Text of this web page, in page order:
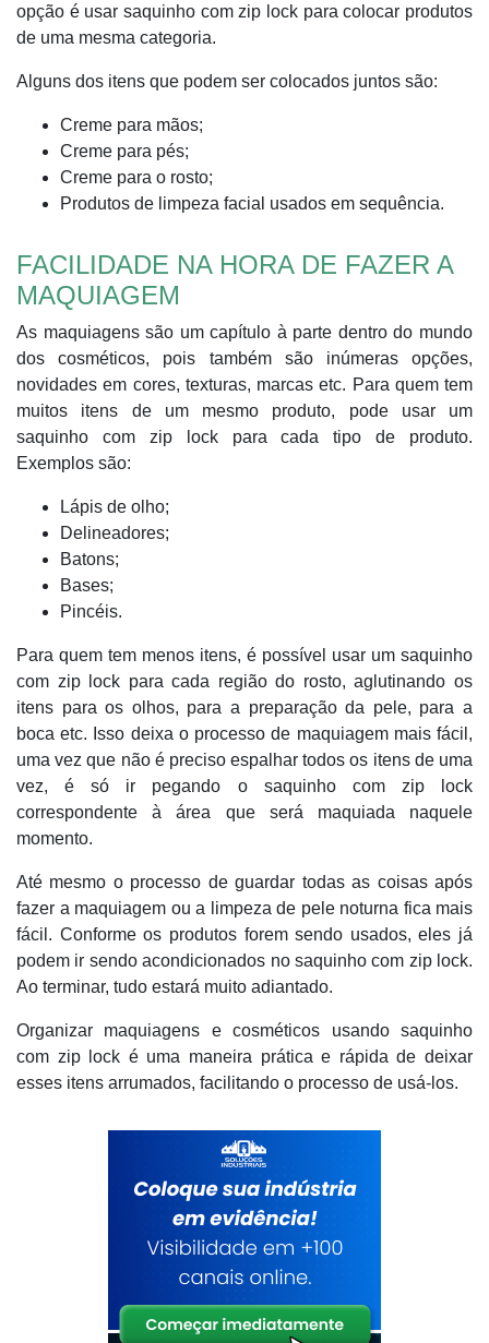
opção é usar saquinho com zip lock para colocar produtos
de uma mesma categoria.
Alguns dos itens que podem ser colocados juntos são:
Creme para mãos;
Creme para pés;
Creme para o rosto;
Produtos de limpeza facial usados em sequência.
FACILIDADE NA HORA DE FAZER A
MAQUIAGEM
As maquiagens são um capítulo à parte dentro do mundo
dos cosméticos, pois também são inúmeras opções,
novidades em cores, texturas, marcas etc. Para quem tem
muitos itens de um mesmo produto, pode usar um
saquinho com zip lock para cada tipo de produto.
Exemplos são:
Lápis de olho;
Delineadores;
Batons;
Bases;
Pincéis.
Para quem tem menos itens, é possível usar um saquinho
com zip lock para cada região do rosto, aglutinando os
itens para os olhos, para a preparação da pele, para a
boca etc. Isso deixa o processo de maquiagem mais fácil,
uma vez que não é preciso espalhar todos os itens de uma
vez, é só ir pegando o saquinho com zip lock
correspondente à área que será maquiada naquele
momento.
Até mesmo o processo de guardar todas as coisas após
fazer a maquiagem ou a limpeza de pele noturna fica mais
fácil. Conforme os produtos forem sendo usados, eles já
podem ir sendo acondicionados no saquinho com zip lock.
Ao terminar, tudo estará muito adiantado.
Organizar maquiagens e cosméticos usando saquinho
com zip lock é uma maneira prática e rápida de deixar
esses itens arrumados, facilitando o processo de usá-los.